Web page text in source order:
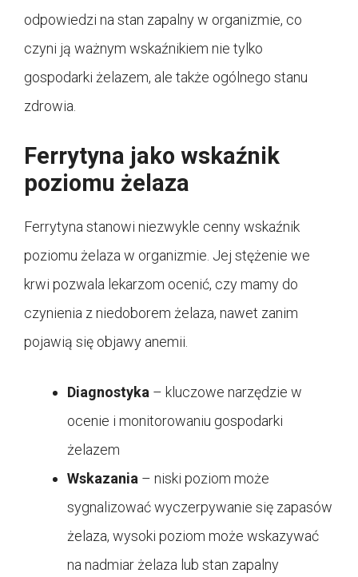
odpowiedzi na stan zapalny w organizmie, co
czyni ją ważnym wskaźnikiem nie tylko
gospodarki żelazem, ale także ogólnego stanu
zdrowia.
Ferrytyna jako wskaźnik
poziomu żelaza
Ferrytyna stanowi niezwykle cenny wskaźnik
poziomu żelaza w organizmie. Jej stężenie we
krwi pozwala lekarzom ocenić, czy mamy do
czynienia z niedoborem żelaza, nawet zanim
pojawią się objawy anemii.
Diagnostyka – kluczowe narzędzie w
ocenie i monitorowaniu gospodarki
żelazem
Wskazania – niski poziom może
sygnalizować wyczerpywanie się zapasów
żelaza, wysoki poziom może wskazywać
na nadmiar żelaza lub stan zapalny